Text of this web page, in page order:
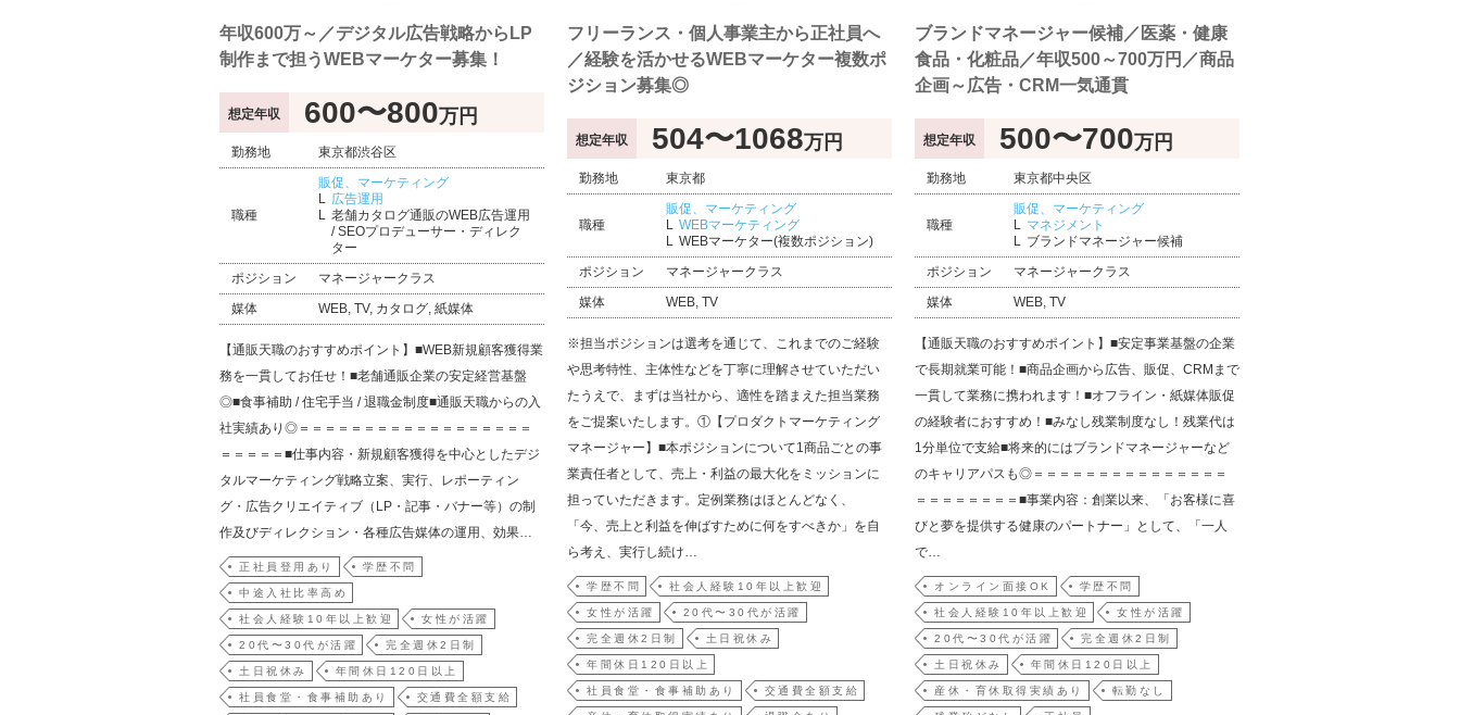
年収600万～／デジタル広告戦略からLP
制作まで担うWEBマーケター募集！
想定年収 600〜800万円
勤務地 東京都渋谷区
職種
販促、マーケティング
広告運用
老舗カタログ通販のWEB広告運用
/ SEOプロデューサー・ディレク
ター
ポジション
マネージャークラス
媒体
WEB, TV, カタログ, 紙媒体
【通販天職のおすすめポイント】■WEB新規顧客獲得業
務を一貫してお任せ！■老舗通販企業の安定経営基盤
◎■食事補助 / 住宅手当 / 退職金制度■通販天職からの入
社実績あり◎＝＝＝＝＝＝＝＝＝＝＝＝＝＝＝＝＝＝
＝＝＝＝＝■仕事内容・新規顧客獲得を中心としたデジ
タルマーケティング戦略立案、実行、レポーティン
グ・広告クリエイティブ（LP・記事・バナー等）の制
作及びディレクション・各種広告媒体の運用、効果…
正社員登用あり 学歴不問
中途入社比率高め
社会人経験10年以上歓迎 女性が活躍
20代〜30代が活躍 完全週休2日制
土日祝休み 年間休日120日以上
社員食堂・食事補助あり 交通費全額支給
フリーランス・個人事業主から正社員へ
／経験を活かせるWEBマーケター複数ポ
ジション募集◎
想定年収 504〜1068万円
勤務地 東京都
職種
販促、マーケティング
WEBマーケティング
WEBマーケター(複数ポジション)
ポジション
マネージャークラス
媒体
WEB, TV
※担当ポジションは選考を通じて、これまでのご経験
や思考特性、主体性などを丁寧に理解させていただい
たうえで、まずは当社から、適性を踏まえた担当業務
をご提案いたします。①【プロダクトマーケティング
マネージャー】■本ポジションについて1商品ごとの事
業責任者として、売上・利益の最大化をミッションに
担っていただきます。定例業務はほとんどなく、
「今、売上と利益を伸ばすために何をすべきか」を自
ら考え、実行し続け…
学歴不問 社会人経験10年以上歓迎
女性が活躍 20代〜30代が活躍
完全週休2日制 土日祝休み
年間休日120日以上
社員食堂・食事補助あり 交通費全額支給
ブランドマネージャー候補／医薬・健康
食品・化粧品／年収500～700万円／商品
企画～広告・CRM一気通貫
想定年収 500〜700万円
勤務地 東京都中央区
職種
販促、マーケティング
マネジメント
ブランドマネージャー候補
ポジション
マネージャークラス
媒体
WEB, TV
【通販天職のおすすめポイント】■安定事業基盤の企業
で長期就業可能！■商品企画から広告、販促、CRMまで
一貫して業務に携われます！■オフライン・紙媒体販促
の経験者におすすめ！■みなし残業制度なし！残業代は
1分単位で支給■将来的にはブランドマネージャーなど
のキャリアパスも◎＝＝＝＝＝＝＝＝＝＝＝＝＝＝＝
＝＝＝＝＝＝＝＝■事業内容：創業以来、「お客様に喜
びと夢を提供する健康のパートナー」として、「一人
で…
オンライン面接OK 学歴不問
社会人経験10年以上歓迎 女性が活躍
20代〜30代が活躍 完全週休2日制
土日祝休み 年間休日120日以上
産休・育休取得実績あり 転勤なし